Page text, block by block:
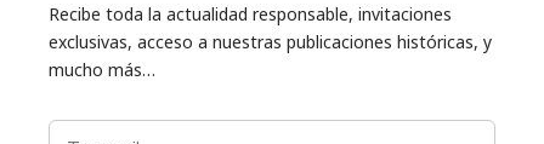
Recibe toda la actualidad responsable, invitaciones
exclusivas, acceso a nuestras publicaciones históricas, y
mucho más…